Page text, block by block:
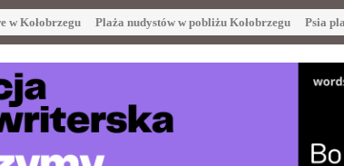
w Kołobrzegu Plaża nudystów w pobliżu Kołobrzegu Psia